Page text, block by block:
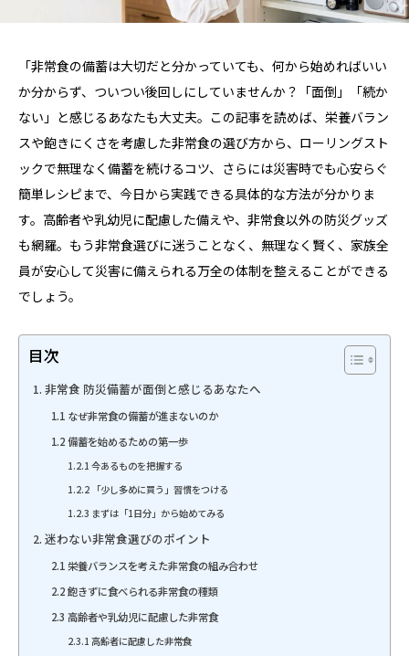
「非常食の備蓄は大切だと分かっていても、何から始めればいい
か分からず、ついつい後回しにしていませんか？「面倒」「続か
ない」と感じるあなたも大丈夫。この記事を読めば、栄養バラン
スや飽きにくさを考慮した非常食の選び方から、ローリングスト
ックで無理なく備蓄を続けるコツ、さらには災害時でも心安らぐ
簡単レシピまで、今日から実践できる具体的な方法が分かりま
す。高齢者や乳幼児に配慮した備えや、非常食以外の防災グッズ
も網羅。もう非常食選びに迷うことなく、無理なく賢く、家族全
員が安心して災害に備えられる万全の体制を整えることができる
でしょう。
目次
1. 非常食 防災備蓄が面倒と感じるあなたへ
1.1 なぜ非常食の備蓄が進まないのか
1.2 備蓄を始めるための第一歩
1.2.1 今あるものを把握する
1.2.2 「少し多めに買う」習慣をつける
1.2.3 まずは「1日分」から始めてみる
2. 迷わない非常食選びのポイント
2.1 栄養バランスを考えた非常食の組み合わせ
2.2 飽きずに食べられる非常食の種類
2.3 高齢者や乳幼児に配慮した非常食
2.3.1 高齢者に配慮した非常食